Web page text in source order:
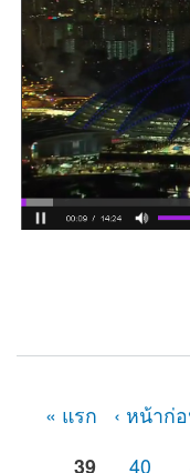
about มาทำLogo ใ
« แรก ‹ หน้าก่
39
40